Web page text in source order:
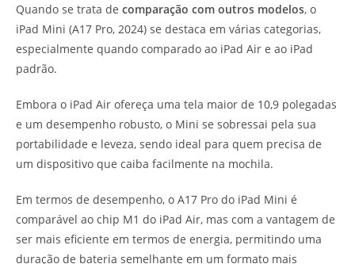
Quando se trata de comparação com outros modelos, o
iPad Mini (A17 Pro, 2024) se destaca em várias categorias,
especialmente quando comparado ao iPad Air e ao iPad
padrão.
Embora o iPad Air ofereça uma tela maior de 10,9 polegadas
e um desempenho robusto, o Mini se sobressai pela sua
portabilidade e leveza, sendo ideal para quem precisa de
um dispositivo que caiba facilmente na mochila.
Em termos de desempenho, o A17 Pro do iPad Mini é
comparável ao chip M1 do iPad Air, mas com a vantagem de
ser mais eficiente em termos de energia, permitindo uma
duração de bateria semelhante em um formato mais